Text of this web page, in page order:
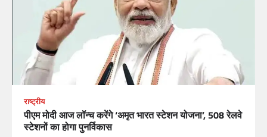
राष्ट्रीय
पीएम मोदी आज लॉन्च करेंगे ‘अमृत भारत स्टेशन योजना’, 508 रेलवे
स्टेशनों का होगा पुनर्विकास